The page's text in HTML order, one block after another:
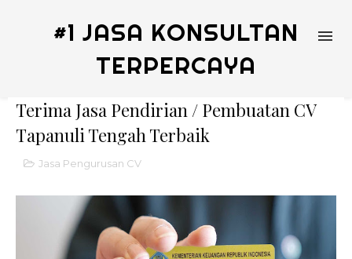
#1 JASA KONSULTAN
TERPERCAYA
Terima Jasa Pendirian / Pembuatan CV
Tapanuli Tengah Terbaik
Jasa Pengurusan CV